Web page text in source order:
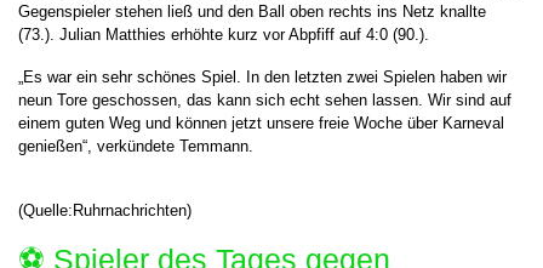
Gegenspieler stehen ließ und den Ball oben rechts ins Netz knallte
(73.). Julian Matthies erhöhte kurz vor Abpfiff auf 4:0 (90.).
„Es war ein sehr schönes Spiel. In den letzten zwei Spielen haben wir
neun Tore geschossen, das kann sich echt sehen lassen. Wir sind auf
einem guten Weg und können jetzt unsere freie Woche über Karneval
genießen“, verkündete Temmann.
(Quelle:Ruhrnachrichten)
⚽️ Spieler des Tages gegen